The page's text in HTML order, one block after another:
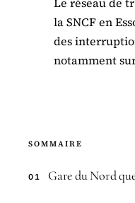
la SNCF en
des
notamment
SOMMAIRE
01 Gare du Nord